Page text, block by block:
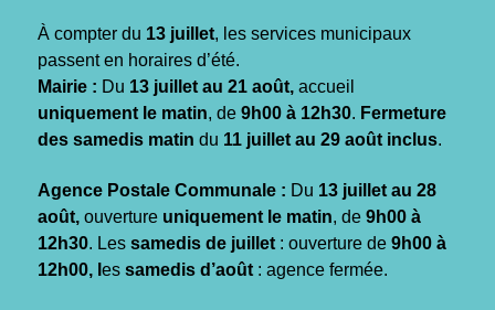
À compter du 13 juillet, les services municipaux
passent en horaires d’été.
Mairie : Du 13 juillet au 21 août, accueil
uniquement le matin, de 9h00 à 12h30. Fermeture
des samedis matin du 11 juillet au 29 août inclus.
Agence Postale Communale : Du 13 juillet au 28
août, ouverture uniquement le matin, de 9h00 à
12h30. Les samedis de juillet : ouverture de 9h00 à
12h00, l es samedis d’août : agence fermée.